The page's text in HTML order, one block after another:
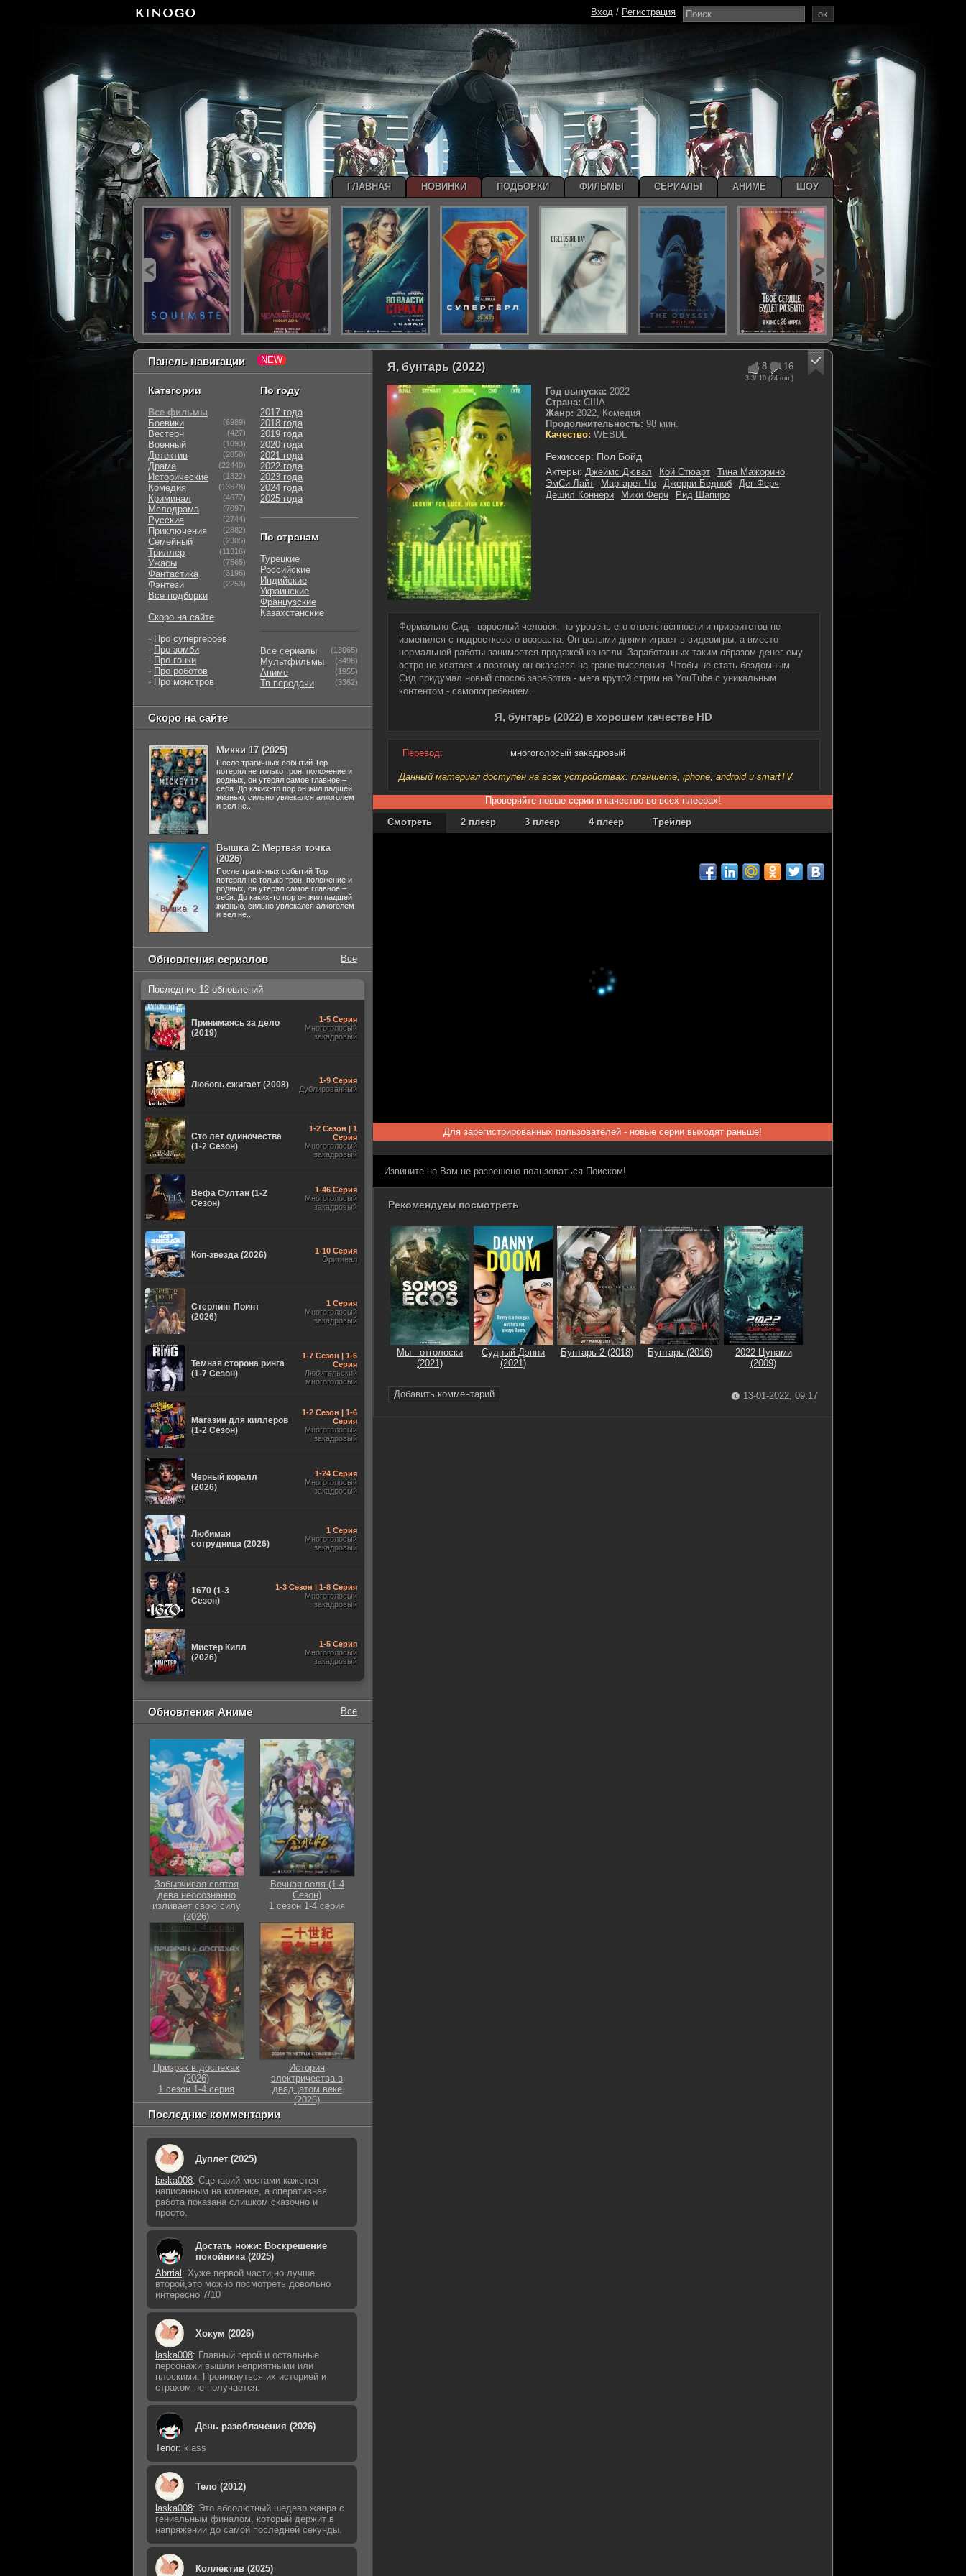
8 16
3.3/ 10 (24 гол.)
Я, бунтарь (2022)
Год выпуска: 2022
Страна: США
Жанр: 2022, Комедия
Продолжительность: 98 мин.
Качество: WEBDL
Режиссер: Пол Бойд
Актеры: Джеймс Дювал Кой Стюарт
Тина Мажорино
ЭмСи Лайт
Маргарет Чо Джерри Бедноб
Дег Ферч
Дешил Коннери
Мики Ферч Рид Шапиро
Формально Сид - взрослый человек, но уровень его ответственности и приоритетов не
изменился с подросткового возраста. Он целыми днями играет в видеоигры, а вместо
нормальной работы занимается продажей конопли. Заработанных таким образом денег ему
остро не хватает и поэтому он оказался на гране выселения. Чтобы не стать бездомным
Сид придумал новый способ заработка - мега крутой стрим на YouTube с уникальным
контентом - самопогребением.
Я, бунтарь (2022) в хорошем качестве HD
Перевод: многоголосый закадровый
Данный материал доступен на всех устройствах: планшете, iphone, android и smartTV.
Проверяйте новые серии и качество во всех плеерах!
Смотреть
2 плеер 3 плеер 4 плеер Трейлер
Для зарегистрированных пользователей - новые серии выходят раньше!
Извините но Вам не разрешено пользоваться Поиском!
Рекомендуем посмотреть
Мы - отголоски
(2021)
Судный Дэнни
(2021)
Бунтарь 2 (2018) Бунтарь (2016)
2022 Цунами
(2009)
Добавить комментарий 13-01-2022, 09:17
Панель навигации
Категории
Все фильмы
Боевики
(6989)
Вестерн (427)
Военный (1093)
Детектив (2850)
Драма (22440)
Исторические (1322)
Комедия (13678)
Криминал (4677)
Мелодрама (7097)
Русские (2744)
Приключения (2882)
Семейный (2305)
Триллер (11316)
Ужасы (7565)
Фантастика (3196)
Фэнтези (2253)
Все подборки
Скоро на сайте
- Про супергероев
- Про зомби
- Про гонки
- Про роботов
- Про монстров
По году
2017 года
2018 года
2019 года
2020 года
2021 года
2022 года
2023 года
2024 года
2025 года
По странам
Турецкие
Российские
Индийские
Украинские
Французские
Казахстанские
Все сериалы (13065)
Мультфильмы (3498)
Аниме (1955)
Тв передачи (3362)
Скоро на сайте
Микки 17 (2025)
После трагичных событий Тор
потерял не только трон, положение и
родных, он утерял самое главное –
себя. До каких-то пор он жил падшей
жизнью, сильно увлекался алкоголем
и вел не...
Вышка 2: Мертвая точка
(2026)
После трагичных событий Тор
потерял не только трон, положение и
родных, он утерял самое главное –
себя. До каких-то пор он жил падшей
жизнью, сильно увлекался алкоголем
и вел не...
Обновления сериалов Все
Последние 12 обновлений
Принимаясь за дело
(2019)
1-5 Серия
Многоголосый
закадровый
Любовь сжигает (2008)
1-9 Серия
Дублированный
Сто лет одиночества
(1-2 Сезон)
1-2 Сезон | 1
Серия
Многоголосый
закадровый
Вефа Султан (1-2
Сезон)
1-46 Серия
Многоголосый
закадровый
Коп-звезда (2026)
1-10 Серия
Оригинал
Стерлинг Поинт
(2026)
1 Серия
Многоголосый
закадровый
Темная сторона ринга
(1-7 Сезон)
1-7 Сезон | 1-6
Серия
Любительский
многоголосый
Магазин для киллеров
(1-2 Сезон)
1-2 Сезон | 1-6
Серия
Многоголосый
закадровый
Черный коралл
(2026)
1-24 Серия
Многоголосый
закадровый
Любимая
сотрудница (2026)
1 Серия
Многоголосый
закадровый
1670 (1-3
Сезон)
1-3 Сезон | 1-8 Серия
Многоголосый
закадровый
Мистер Килл
(2026)
1-5 Серия
Многоголосый
закадровый
Обновления Аниме Все
Забывчивая святая
дева неосознанно
изливает свою силу
(2026)
1 сезон 1-4 серия
Вечная воля (1-4
Сезон)
1 сезон 1-4 серия
Призрак в доспехах
(2026)
1 сезон 1-4 серия
История
электричества в
двадцатом веке
(2026)
1 сезон 1-4 серия
Последние комментарии
Дуплет (2025)
laska008: Сценарий местами кажется
написанным на коленке, а оперативная
работа показана слишком сказочно и
просто.
Достать ножи: Воскрешение
покойника (2025)
Abrrial : Хуже первой части,но лучше
второй,это можно посмотреть довольно
интересно 7/10
Хокум (2026)
laska008: Главный герой и остальные
персонажи вышли неприятными или
плоскими. Проникнуться их историей и
страхом не получается.
День разоблачения (2026)
Tenor: klass
Тело (2012)
laska008: Это абсолютный шедевр жанра с
гениальным финалом, который держит в
напряжении до самой последней секунды.
Коллектив (2025)
ok
Вход / Регистрация
ГЛАВНАЯ НОВИНКИ ПОДБОРКИ ФИЛЬМЫ СЕРИАЛЫ АНИМЕ ШОУ